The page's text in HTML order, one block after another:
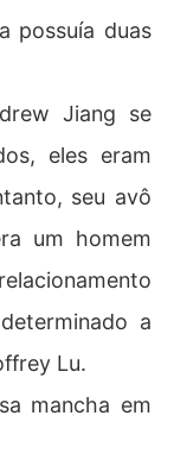
possuía duas
Jiang se
eles eram
seu avô
um homem
a
Lu.
mancha em